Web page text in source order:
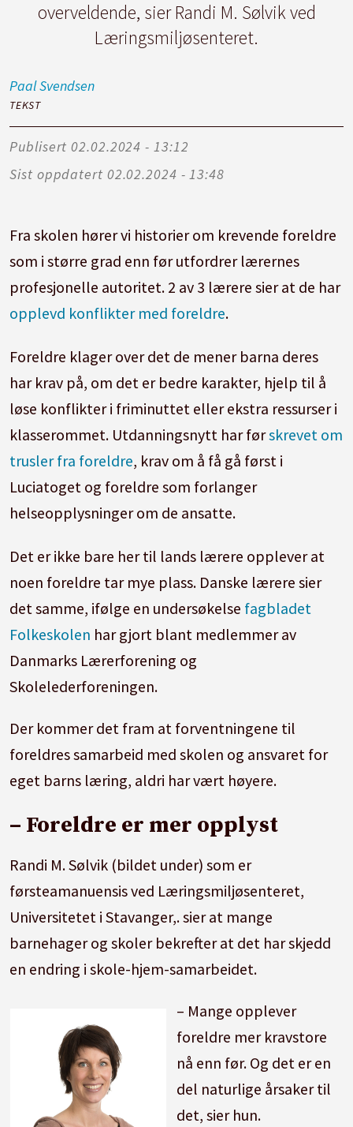
overveldende, sier Randi M. Sølvik ved
Læringsmiljøsenteret.
PaalSvendsen
TEKST
Publisert
02.02.2024 - 13:12
Sist oppdatert
02.02.2024 - 13:48
Fra skolen hører vi historier om krevende foreldre
som i større grad enn før utfordrer lærernes
profesjonelle autoritet. 2 av 3 lærere sier at de har
opplevd konflikter med foreldre.
Foreldre klager over det de mener barna deres
har krav på, om det er bedre karakter, hjelp til å
løse konflikter i friminuttet eller ekstra ressurser i
klasserommet. Utdanningsnytt har førskrevet om
trusler fra foreldre, krav om å få gå først i
Luciatoget og foreldre som forlanger
helseopplysninger om de ansatte.
Det er ikke bare her til lands lærere opplever at
noen foreldre tar mye plass. Danske lærere sier
det samme, ifølge en undersøkelse fagbladet
Folkeskolen har gjort blant medlemmer av
Danmarks Lærerforening og
Skolelederforeningen.
Der kommer det fram at forventningene til
foreldres samarbeid med skolen og ansvaret for
eget barns læring, aldri har vært høyere.
– Foreldre er mer opplyst
Randi M. Sølvik (bildet under) som er
førsteamanuensis ved Læringsmiljøsenteret,
Universitetet i Stavanger,. sier at mange
barnehager og skoler bekrefter at det har skjedd
en endring i skole-hjem-samarbeidet.
– Mange opplever
foreldre mer kravstore
nå enn før. Og det er en
del naturlige årsaker til
det, sier hun.